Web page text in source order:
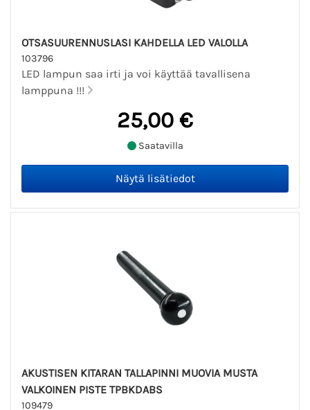
OTSASUURENNUSLASI KAHDELLA LED VALOLLA
103796
LED lampun saa irti ja voi käyttää tavallisena
lamppuna !!!
25,00 €
Saatavilla
AKUSTISEN KITARAN TALLAPINNI MUOVIA MUSTA
VALKOINEN PISTE TPBKDABS
109479